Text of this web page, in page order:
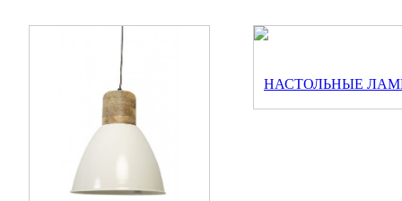
НАСТОЛЬНЫЕ